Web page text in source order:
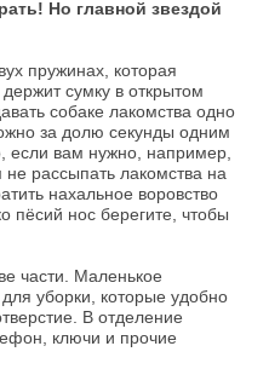
Но главной звездой
пружинах, которая
сумку в открытом
собаке лакомства одно
за долю секунды одним
если вам нужно, например,
рассыпать лакомства на
нахальное воровство
пёсий нос берегите, чтобы
части. Маленькое
уборки, которые удобно
В отделение
ключи и прочие